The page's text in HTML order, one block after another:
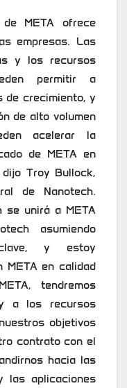
META ofrece
empresas. Las
y los recursos
permitir a
de crecimiento, y
de alto volumen
acelerar la
de META en
Troy Bullock,
de Nanotech.
se unirá a META
asumiendo
y estoy
META en calidad
tendremos
a los recursos
objetivos
contrato con el
hacia las
las aplicaciones